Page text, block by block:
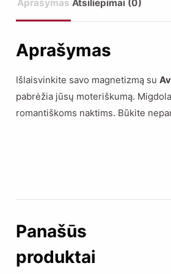
Aprašymas Atsiliepimai (0)
Aprašymas
Išlaisvinkite savo magnetizmą su
pabrėžia jūsų moteriškumą.
romantiškoms naktims. Būkite
Panašūs
produktai